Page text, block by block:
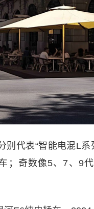
别代表“智能电混L系
；奇数像5、7、9